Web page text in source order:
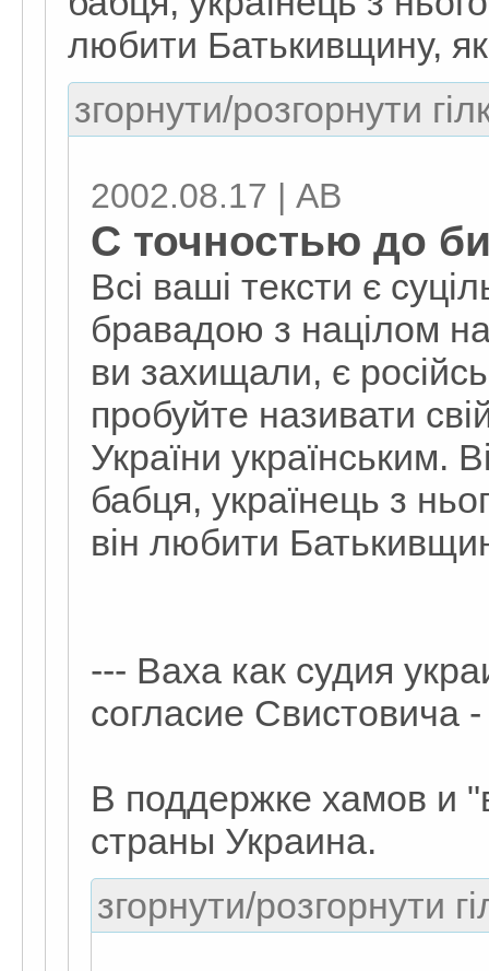
любити Батькивщину,
згорнути/розгорнути
2002.08.17 | АВ
С точностью до
Всі ваші тексти є
бравадою з націлом
ви захищали, є
пробуйте називати
України українським.
бабця, українець з
він любити
--- Ваха как судия
согласие Свистовича
В поддержке хамов и
страны Украина.
згорнути/розгорнути